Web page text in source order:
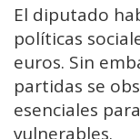
El diputado
políticas
euros. Sin
partidas se
esenciales
vulnerables.